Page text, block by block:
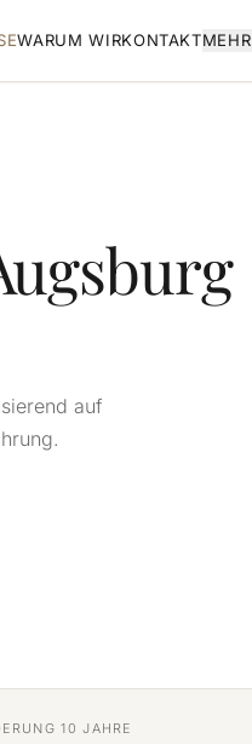
WARUM WIRKONTAKTMEHR
auf
10 JAHRE